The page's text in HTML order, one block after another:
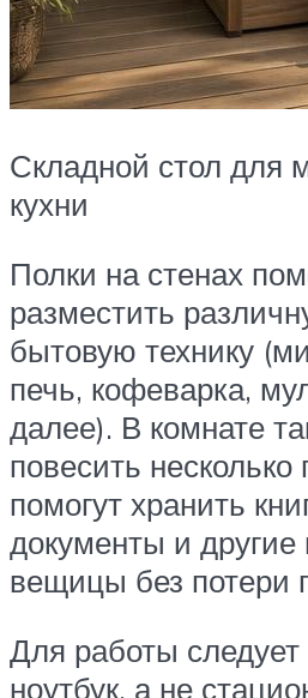
Складной стол для
кухни
Полки на стенах
разместить
бытовую технику
печь, кофеварка,
далее). В комнате
повесить несколько
помогут хранить
документы и другие
вещицы без потери
Для работы
ноутбук, а не